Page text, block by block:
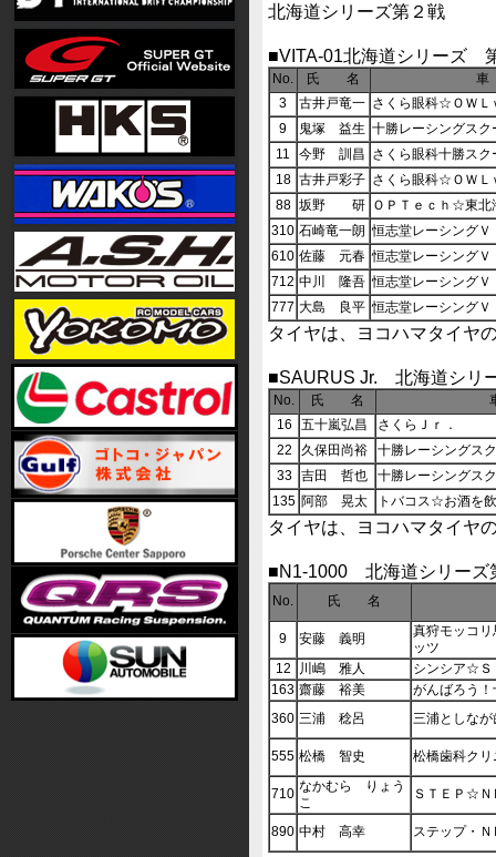
北海道シリーズ第２戦
■VITA-01北海道シリーズ
No. 氏 名
3
古井戸竜一 さくら眼科☆ＯＷＬ
9
鬼塚 益生 十勝レーシングス
11
今野 訓昌 さくら眼科十勝スク
18 古井戸彩子 さくら眼科☆ＯＷＬ
88 坂野 研 ＯＰＴｅｃｈ☆東北
310 石崎竜一朗 恒志堂レーシング
610 佐藤 元春 恒志堂レーシング
712 中川 隆吾 恒志堂レーシング
777 大島 良平 恒志堂レーシング
タイヤは、ヨコハマタイヤ
■SAURUS Jr. 北海道シリ
No. 氏 名
16
五十嵐弘昌
さくらＪｒ．
22
久保田尚裕
十勝レーシングス
33
吉田 哲也
十勝レーシングス
135 阿部 晃太 トバコス☆お酒を
タイヤは、ヨコハマタイヤ
■N1-1000 北海道シリーズ
No. 氏 名
9 安藤 義明
真狩モッコ
ッツ
12
川嶋 雅人
シンシア☆Ｓ
163 齋藤 裕美
がんばろう
360 三浦 稔呂 三浦としな
555 松橋 智史 松橋歯科ク
710 なかむら りょう
こ
ＳＴＥＰ☆
890 中村 高幸 ステップ・